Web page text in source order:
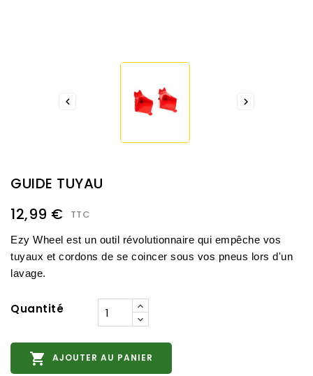
 
GUIDE TUYAU
12,99 €
TTC
Ezy Wheel est un outil révolutionnaire qui empêche vos
tuyaux et cordons de se coincer sous vos pneus lors d'un
lavage.
Quantité
 AJOUTER AU PANIER